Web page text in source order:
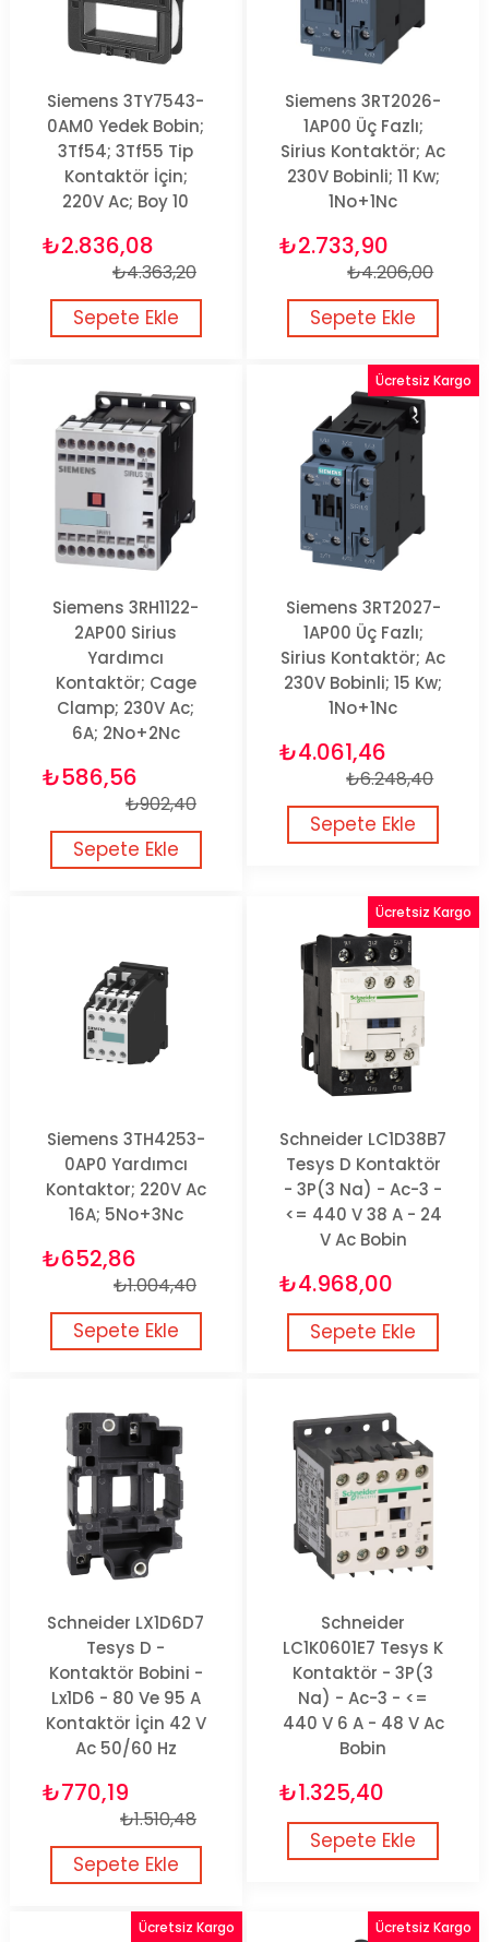
Siemens 3TY7543-
0AM0 Yedek Bobin;
3Tf54; 3Tf55 Tip
Kontaktör İçin;
220V Ac; Boy 10
₺2.836,08
₺4.363,20
Sepete Ekle
Siemens 3RT2026-
1AP00 Üç Fazlı;
Sirius Kontaktör; Ac
230V Bobinli; 11 Kw;
1No+1Nc
₺2.733,90
₺4.206,00
Sepete Ekle
Siemens 3RH1122-
2AP00 Sirius
Yardımcı
Kontaktör; Cage
Clamp; 230V Ac;
6A; 2No+2Nc
₺586,56
₺902,40
Sepete Ekle
Siemens 3RT2027-
1AP00 Üç Fazlı;
Sirius Kontaktör; Ac
230V Bobinli; 15 Kw;
1No+1Nc
₺4.061,46
₺6.248,40
Sepete Ekle
Ücretsiz Kargo
Siemens 3TH4253-
0AP0 Yardımcı
Kontaktor; 220V Ac
16A; 5No+3Nc
₺652,86
₺1.004,40
Sepete Ekle
Schneider LC1D38B7
Tesys D Kontaktör
- 3P(3 Na) - Ac-3 -
<= 440 V 38 A - 24
V Ac Bobin
₺4.968,00
Sepete Ekle
Ücretsiz Kargo
Schneider LX1D6D7
Tesys D -
Kontaktör Bobini -
Lx1D6 - 80 Ve 95 A
Kontaktör İçin 42 V
Ac 50/60 Hz
₺770,19
₺1.510,48
Sepete Ekle
Schneider
LC1K0601E7 Tesys K
Kontaktör - 3P(3
Na) - Ac-3 - <=
440 V 6 A - 48 V Ac
Bobin
₺1.325,40
Sepete Ekle
Ücretsiz Kargo Ücretsiz Kargo